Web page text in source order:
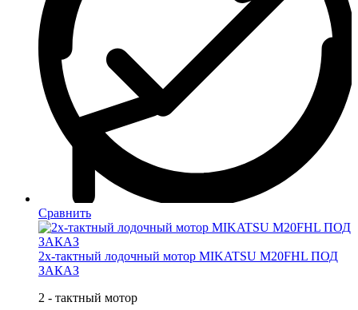
Сравнить
2х-тактный лодочный мотор MIKATSU M20FHL ПОД
ЗАКАЗ
2 - тактный мотор